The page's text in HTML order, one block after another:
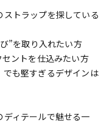
トラップを探している
”を取り入れたい方
ントを仕込みたい方
も堅すぎるデザインは
ィテールで魅せる一